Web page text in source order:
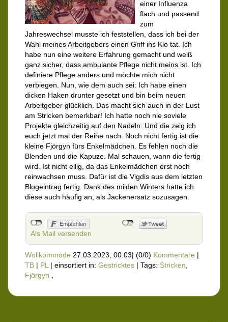
einer Influenza
flach und passend
zum
Jahreswechsel musste ich feststellen, dass ich bei der
Wahl meines Arbeitgebers einen Griff ins Klo tat. Ich
habe nun eine weitere Erfahrung gemacht und weiß
ganz sicher, dass ambulante Pflege nicht meins ist. Ich
definiere Pflege anders und möchte mich nicht
verbiegen. Nun, wie dem auch sei: Ich habe einen
dicken Haken drunter gesetzt und bin beim neuen
Arbeitgeber glücklich. Das macht sich auch in der Lust
am Stricken bemerkbar! Ich hatte noch nie soviele
Projekte gleichzeitig auf den Nadeln. Und die zeig ich
euch jetzt mal der Reihe nach. Noch nicht fertig ist die
kleine Fjörgyn fürs Enkelmädchen. Es fehlen noch die
Blenden und die Kapuze. Mal schauen, wann die fertig
wird. Ist nicht eilig, da das Enkelmädchen erst noch
reinwachsen muss. Dafür ist die Vigdis aus dem letzten
Blogeintrag fertig. Dank des milden Winters hatte ich
diese auch häufig an, als Jackenersatz sozusagen.
Als Mail versenden
Wollkommode 27.03.2023, 00.03| (0/0) Kommentare |
TB | PL| einsortiert in: Gestricktes | Tags: Stricken,
Fjörgyn ,